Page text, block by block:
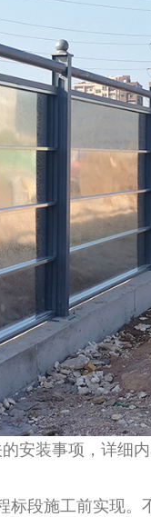
安装事项，详细内
段施工前实现。